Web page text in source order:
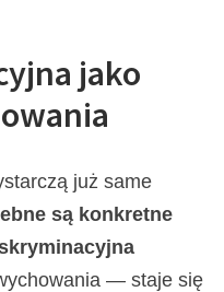
jako
już same
są konkretne
— staje się